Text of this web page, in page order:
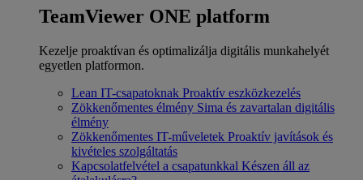
TeamViewer ONE platform
Kezelje proaktívan és optimalizálja digitális munkahelyét
egyetlen platformon.
Lean IT-csapatoknak Proaktív eszközkezelés
Zökkenőmentes élmény Sima és zavartalan digitális
élmény
Zökkenőmentes IT-műveletek Proaktív javítások és
kivételes szolgáltatás
Kapcsolatfelvétel a csapatunkkal Készen áll az